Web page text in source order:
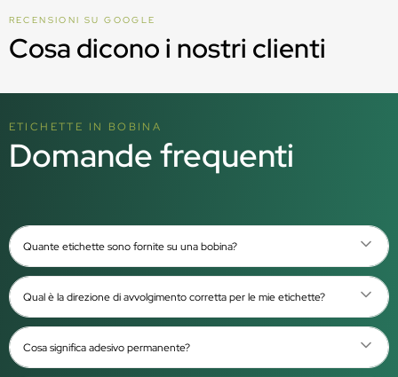
RECENSIONI SU GOOGLE
Cosa dicono i nostri clienti
ETICHETTE IN BOBINA
Domande frequenti
Quante etichette sono fornite su una bobina?
Qual è la direzione di avvolgimento corretta per le mie etichette?
Cosa significa adesivo permanente?